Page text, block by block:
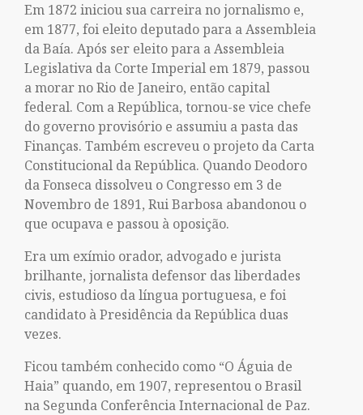
Em 1872 iniciou sua carreira no jornalismo e,
em 1877, foi eleito deputado para a Assembleia
da Baía. Após ser eleito para a Assembleia
Legislativa da Corte Imperial em 1879, passou
a morar no Rio de Janeiro, então capital
federal. Com a República, tornou-se vice chefe
do governo provisório e assumiu a pasta das
Finanças. Também escreveu o projeto da Carta
Constitucional da República. Quando Deodoro
da Fonseca dissolveu o Congresso em 3 de
Novembro de 1891, Rui Barbosa abandonou o
que ocupava e passou à oposição.
Era um exímio orador, advogado e jurista
brilhante, jornalista defensor das liberdades
civis, estudioso da língua portuguesa, e foi
candidato à Presidência da República duas
vezes.
Ficou também conhecido como “O Águia de
Haia” quando, em 1907, representou o Brasil
na Segunda Conferência Internacional de Paz.